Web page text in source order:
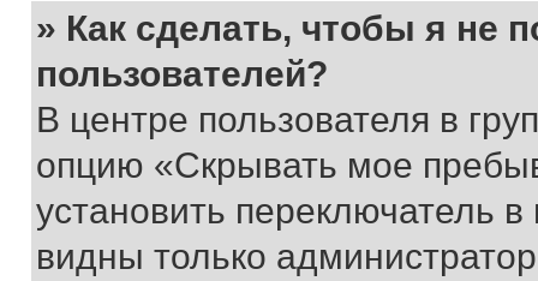
» Как сделать, чтобы я не
пользователей?
В центре пользователя в
опцию «Скрывать мое
установить переключатель
видны только